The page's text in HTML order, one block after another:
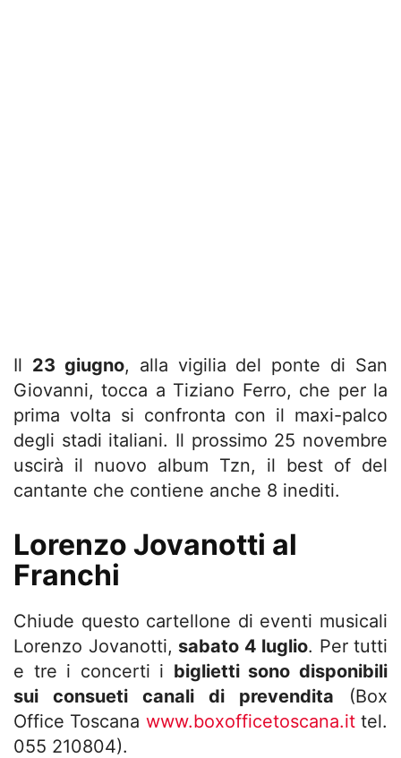
Il 23 giugno, alla vigilia del ponte di San
Giovanni, tocca a Tiziano Ferro, che per la
prima volta si confronta con il maxi-palco
degli stadi italiani. Il prossimo 25 novembre
uscirà il nuovo album Tzn, il best of del
cantante che contiene anche 8 inediti.
Lorenzo Jovanotti al
Franchi
Chiude questo cartellone di eventi musicali
Lorenzo Jovanotti, sabato 4 luglio. Per tutti
e tre i concerti i biglietti sono disponibili
sui consueti canali di prevendita (Box
Office Toscana www.boxofficetoscana.ittel.
055 210804).